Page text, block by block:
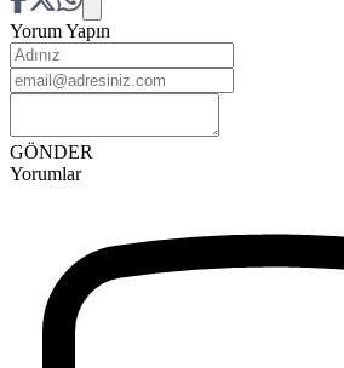
Yorum Yapın
GÖNDER
Yorumlar